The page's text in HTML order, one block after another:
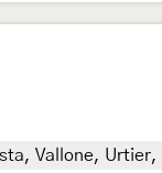
Vallone,